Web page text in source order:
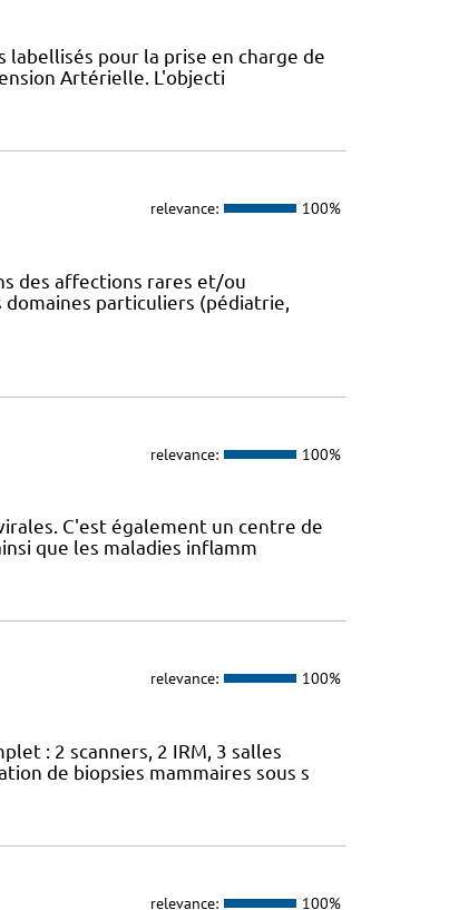
pour la prise en charge de
Artérielle. L'objecti
relevance: 100%
des affections rares et/ou
particuliers (pédiatrie,
relevance: 100%
C'est également un centre de
que les maladies inflamm
relevance: 100%
: 2 scanners, 2 IRM, 3 salles
de biopsies mammaires sous s
relevance: 100%